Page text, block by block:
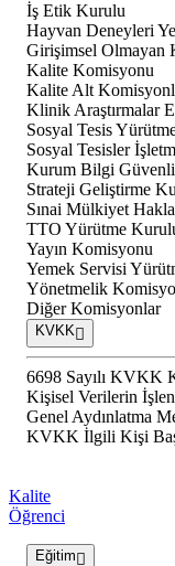
İş Etik Kurulu
Hayvan Deneyleri
Girişimsel
Kalite Komisyonu
Kalite Alt
Klinik Araştırmalar
Sosyal Tesis
Sosyal Tesisler
Kurum Bilgi
Strateji Geliştirme
Sınai Mülkiyet
TTO Yürütme
Yayın Komisyonu
Yemek Servisi
Yönetmelik
Diğer Komisyonlar
KVKK
6698 Sayılı KVKK
Kişisel Verilerin
Genel Aydınlatma
KVKK İlgili Kişi
Kalite
Öğrenci
Eğitim